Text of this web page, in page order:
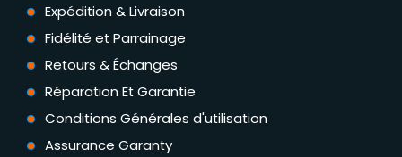
Expédition & Livraison
Fidélité et Parrainage
Retours & Échanges
Réparation Et Garantie
Conditions Générales d'utilisation
Assurance Garanty